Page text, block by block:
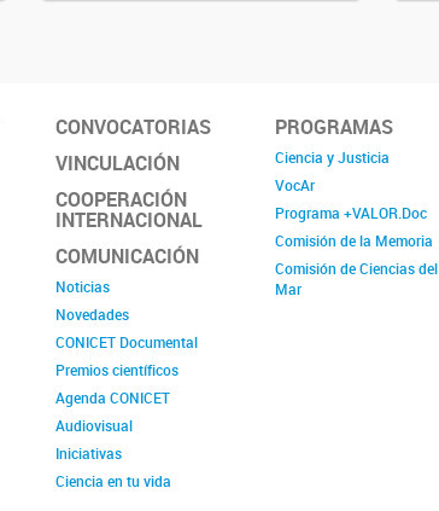
CONVOCATORIAS
VINCULACIÓN
COOPERACIÓN
INTERNACIONAL
COMUNICACIÓN
Noticias
Novedades
CONICET Documental
Premios científicos
Agenda CONICET
Audiovisual
Iniciativas
Ciencia en tu vida
PROGRAMAS
Ciencia y Justicia
VocAr
Programa +VALOR.Doc
Comisión de la Memoria
Comisión de Ciencias del
Mar